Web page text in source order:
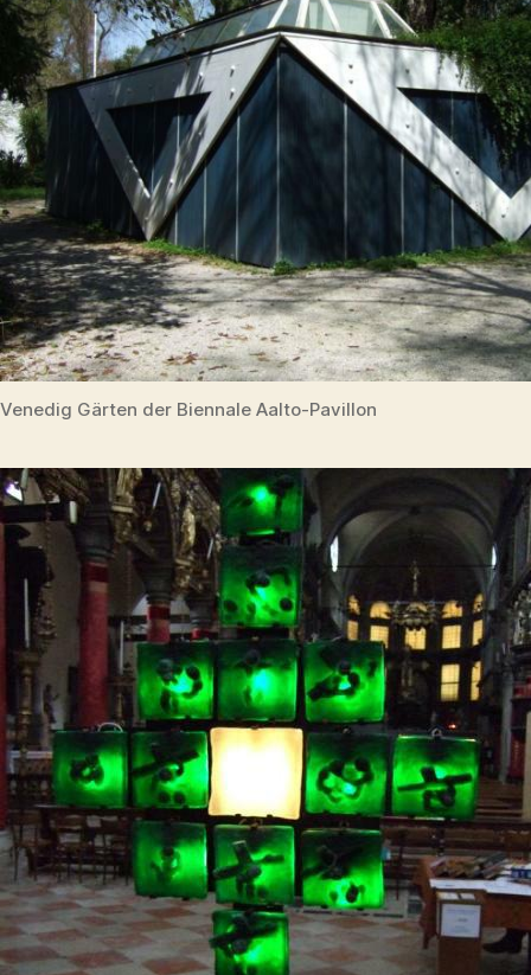
Venedig Gärten der Biennale Aalto-Pavillon